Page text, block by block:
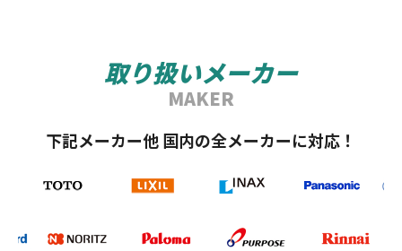
取り扱いメーカー
MAKER
下記メーカー他 国内の全メーカーに対応！